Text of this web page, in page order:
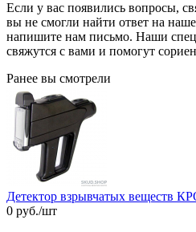
Если у вас появились вопросы,
вы не смогли найти ответ на
напишите нам письмо. Наши
свяжутся с вами и помогут
Ранее вы смотрели
Детектор взрывчатых веществ
0 руб./шт